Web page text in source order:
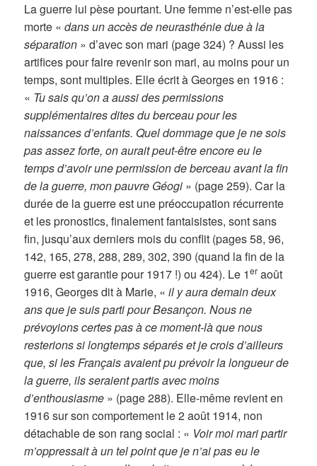
La guerre lui pèse pourtant. Une femme n’est-elle pas
morte «dans un accès de neurasthénie due à la
séparation » d’avec son mari (page 324) ? Aussi les
artifices pour faire revenir son mari, au moins pour un
temps, sont multiples. Elle écrit à Georges en 1916 :
« Tu sais qu’on a aussi des permissions
supplémentaires dites du berceau pour les
naissances d’enfants. Quel dommage que je ne sois
pas assez forte, on aurait peut-être encore eu le
temps d’avoir une permission de berceau avant la fin
de la guerre, mon pauvre Géogi » (page 259). Car la
durée de la guerre est une préoccupation récurrente
et les pronostics, finalement fantaisistes, sont sans
fin, jusqu’aux derniers mois du conflit (pages 58, 96,
142, 165, 278, 288, 289, 302, 390 (quand la fin de la
guerre est garantie pour 1917 !) ou 424). Le 1er août
1916, Georges dit à Marie, «il y aura demain deux
ans que je suis parti pour Besançon. Nous ne
prévoyions certes pas à ce moment-là que nous
resterions si longtemps séparés et je crois d’ailleurs
que, si les Français avaient pu prévoir la longueur de
la guerre, ils seraient partis avec moins
d’enthousiasme » (page 288). Elle-même revient en
1916 sur son comportement le 2 août 1914, non
détachable de son rang social : « Voir moi mari partir
m’oppressait à un tel point que je n’ai pas eu le